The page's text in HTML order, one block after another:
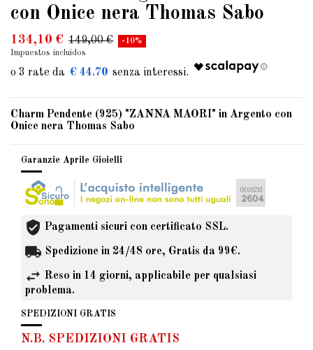
con Onice nera Thomas Sabo
134,10 € 149,00 € -10%
Impuestos incluidos
€ 44.70
Charm Pendente (925) "ZANNA MAORI" in Argento con
Onice nera Thomas Sabo
Garanzie Aprile Gioielli
Pagamenti sicuri con certificato SSL.
Spedizione in 24/48 ore, Gratis da 99€.
Reso in 14 giorni, applicabile per qualsiasi
problema.
SPEDIZIONI GRATIS
N.B. SPEDIZIONI GRATIS